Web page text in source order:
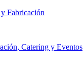
Fabricación
Catering y Eventos